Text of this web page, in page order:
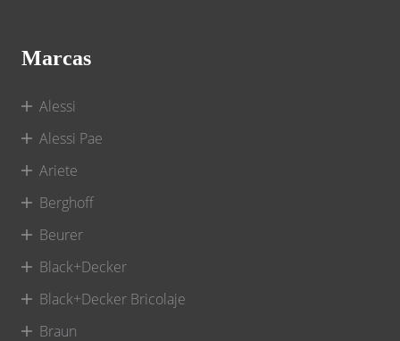
Marcas
Alessi
Alessi Pae
Ariete
Berghoff
Beurer
Black+Decker
Black+Decker Bricolaje
Braun